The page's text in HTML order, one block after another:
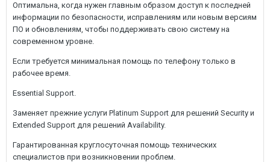
Оптимальна, когда нужен главным образом доступ к последней
информации по безопасности, исправлениям или новым версиям
ПО и обновлениям, чтобы поддерживать свою систему на
современном уровне.
Если требуется минимальная помощь по телефону только в
рабочее время.
Essential Support.
Заменяет прежние услуги Platinum Support для решений Security и
Extended Support для решений Availability.
Гарантированная круглосуточная помощь технических
специалистов при возникновении проблем.